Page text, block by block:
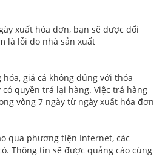
xuất hóa đơn, bạn sẽ được đổi
là lỗi do nhà sản xuất
giá cả không đúng với thỏa
quyền trả lại hàng. Việc trả hàng
vòng 7 ngày từ ngày xuất hóa đơn
qua phương tiện Internet, các
Thông tin sẽ được quảng cáo cùng